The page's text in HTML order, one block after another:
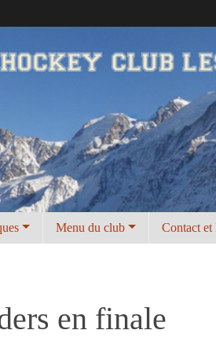
Menu du club Contact et
en finale